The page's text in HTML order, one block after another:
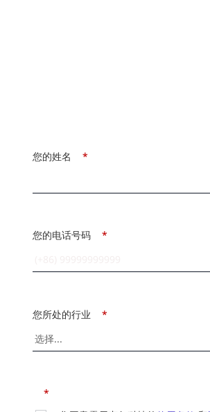
*
您的姓名
*
您的电话号码
*
您所处的行业
*